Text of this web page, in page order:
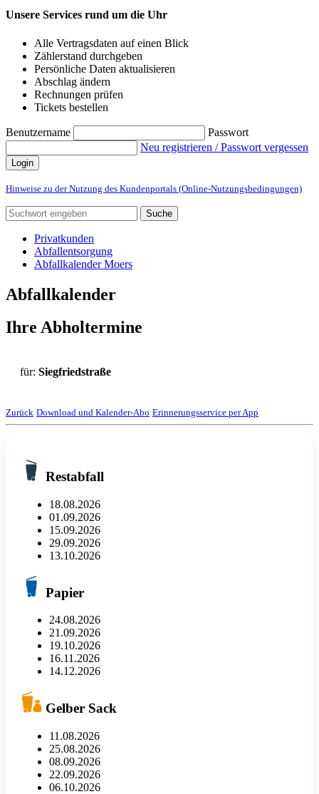
Unsere Services rund um die Uhr
Alle Vertragsdaten auf einen Blick
Zählerstand durchgeben
Persönliche Daten aktualisieren
Abschlag ändern
Rechnungen prüfen
Tickets bestellen
Benutzername
Passwort
Neu registrieren / Passwort vergessen
Login
Hinweise zu der Nutzung des Kundenportals (Online-Nutzungsbedingungen)
Suche
Privatkunden
Abfallentsorgung
Abfallkalender Moers
Abfallkalender
Ihre Abholtermine
für: Siegfriedstraße
Zurück Download und Kalender-Abo Erinnerungsservice per App
Restabfall
18.08.2026
01.09.2026
15.09.2026
29.09.2026
13.10.2026
Papier
24.08.2026
21.09.2026
19.10.2026
16.11.2026
14.12.2026
Gelber Sack
11.08.2026
25.08.2026
08.09.2026
22.09.2026
06.10.2026